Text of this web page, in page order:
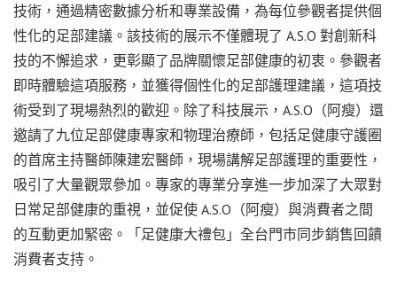
技術，通過精密數據分析和專業設備，為每位參觀者提供個
性化的足部建議。該技術的展示不僅體現了 A.S.O 對創新科
技的不懈追求，更彰顯了品牌關懷足部健康的初衷。參觀者
即時體驗這項服務，並獲得個性化的足部護理建議，這項技
術受到了現場熱烈的歡迎。除了科技展示，A.S.O（阿瘦）還
邀請了九位足部健康專家和物理治療師，包括足健康守護圈
的首席主持醫師陳建宏醫師，現場講解足部護理的重要性，
吸引了大量觀眾參加。專家的專業分享進一步加深了大眾對
日常足部健康的重視，並促使 A.S.O（阿瘦）與消費者之間
的互動更加緊密。「足健康大禮包」全台門市同步銷售回饋
消費者支持。